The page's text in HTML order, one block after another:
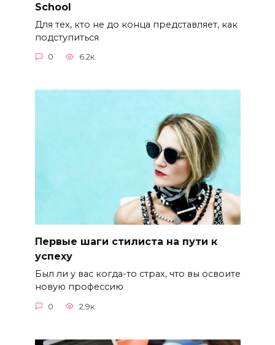
School
Для тех, кто не до конца представляет, как
подступиться
0 6.2к.
Первые шаги стилиста на пути к
успеху
Был ли у вас когда-то страх, что вы освоите
новую профессию
0 2.9к.